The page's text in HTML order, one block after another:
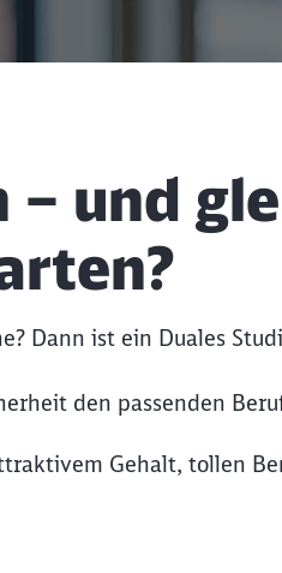
und
Dann ist ein Duales
den passenden
Gehalt, tollen